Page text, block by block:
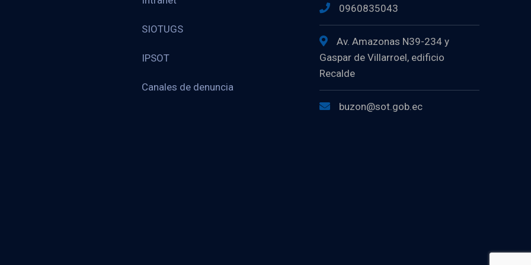
SIOTUGS
IPSOT
Canales de denuncia
0960835043
Av. Amazonas N39-234 y
Gaspar de Villarroel, edificio
Recalde
buzon@sot.gob.ec